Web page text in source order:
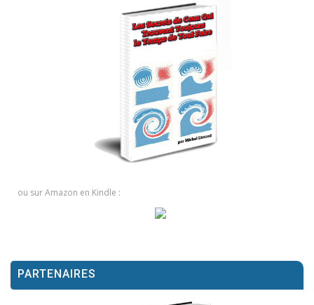
ou sur Amazon en Kindle :
PARTENAIRES